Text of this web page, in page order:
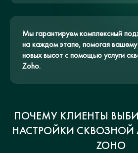
Мы гарантируем комплексный
на каждом этапе, помогая вашему
новых высот с помощью услуги
Zoho.
ПОЧЕМУ КЛИЕНТЫ
НАСТРОЙКИ
ZOHO